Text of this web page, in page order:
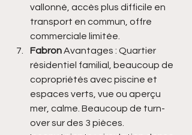
vallonné, accès plus difficile en
transport en commun, offre
commerciale limitée.
Fabron Avantages : Quartier
résidentiel familial, beaucoup de
copropriétés avec piscine et
espaces verts, vue ou aperçu
mer, calme. Beaucoup de turn-
over sur des 3 pièces.